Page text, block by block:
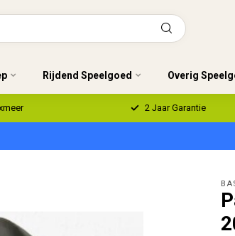
Rijdend Speelgoed Overig
2 Jaar Garantie